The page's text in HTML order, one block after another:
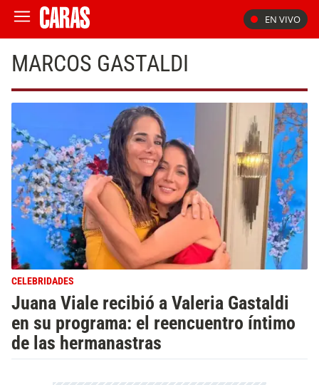
EN VIVO
MARCOS GASTALDI
CELEBRIDADES
Juana Viale recibió a Valeria Gastaldi
en su programa: el reencuentro íntimo
de las hermanastras